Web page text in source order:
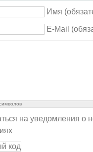
Имя
E-Mail
на уведомления о